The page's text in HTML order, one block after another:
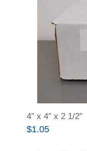
4″ x 4″ x 2 1/2″
$1.05